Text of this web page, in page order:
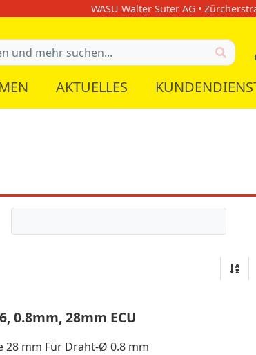
WASU Walter Suter AG •
AKTUELLES
0.8mm, 28mm ECU
28 mm Für Draht-Ø 0.8 mm